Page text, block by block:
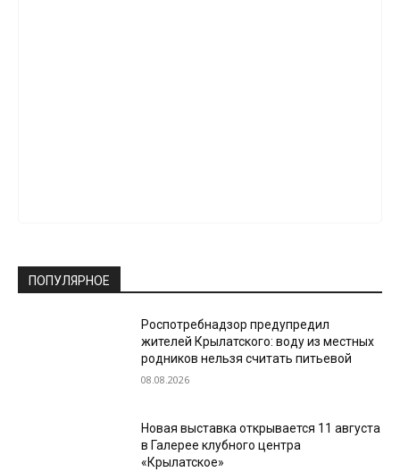
ПОПУЛЯРНОЕ
Роспотребнадзор предупредил
жителей Крылатского: воду из местных
родников нельзя считать питьевой
08.08.2026
Новая выставка открывается 11 августа
в Галерее клубного центра
«Крылатское»